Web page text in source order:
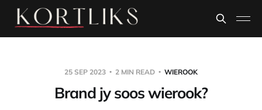
25 SEP 2023 2 MIN READ WIEROOK
Brand jy soos wierook?